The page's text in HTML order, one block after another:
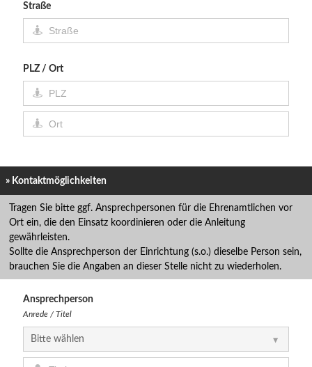
Straße
PLZ / Ort
» Kontaktmöglichkeiten
Tragen Sie bitte ggf. Ansprechpersonen für die Ehrenamtlichen vor
Ort ein, die den Einsatz koordinieren oder die Anleitung
gewährleisten.
Sollte die Ansprechperson der Einrichtung (s.o.) dieselbe Person sein,
brauchen Sie die Angaben an dieser Stelle nicht zu wiederholen.
Ansprechperson
Anrede / Titel